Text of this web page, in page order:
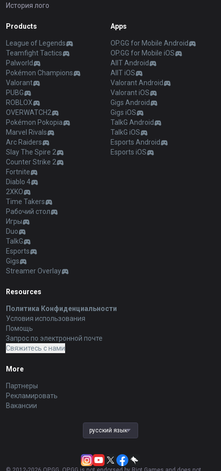
История лого
Products
League of Legends
Teamfight Tactics
Palworld
Pokémon Champions
Valorant
PUBG
ROBLOX
OVERWATCH2
Pokémon Pokopia
Marvel Rivals
Arc Raiders
Slay The Spire 2
Counter Strike 2
Fortnite
Diablo 4
2XKO
Time Takers
Рабочий стол
Игры
Duo
TalkG
Esports
Gigs
Streamer Overlay
Apps
OP.GG for Mobile Android
OP.GG for Mobile iOS
AllT Android
AllT iOS
Valorant Android
Valorant iOS
Gigs Android
Gigs iOS
TalkG Android
TalkG iOS
Esports Android
Esports iOS
Resources
Политика Конфиденциальности
Условия использования
Помощь
Запрос по электронной почте
Свяжитесь с нами
More
Партнеры
Рекламировать
Вакансии
русский язык